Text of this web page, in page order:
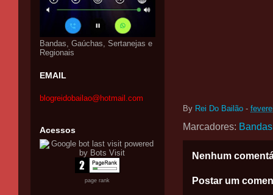
By Rei Do Bailão -
Marcadores: Bandas
Nenhum
Postar um
Bandas, Gaúchas, Sertanejas e
Regionais
EMAIL
blogreidobailao@hotmail.com
Acessos
page rank